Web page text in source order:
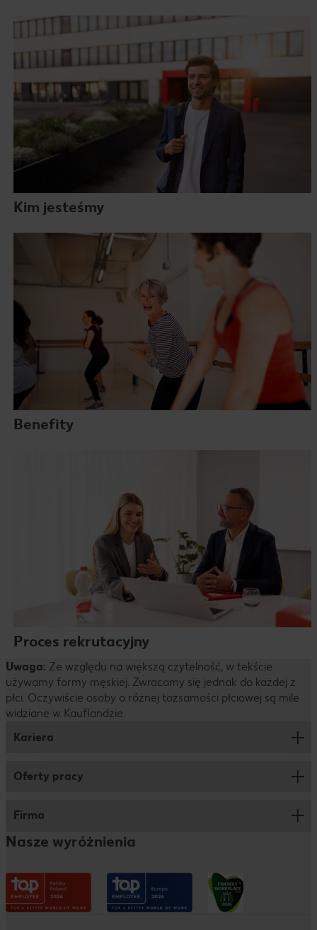
Kim jesteśmy
Benefity
Proces rekrutacyjny
Uwaga: Ze względu na większą czytelność, w tekście
używamy formy męskiej. Zwracamy się jednak do każdej z
płci. Oczywiście osoby o różnej tożsamości płciowej są mile
widziane w Kauflandzie.
Kariera
Praca w markecie
Praca w biurze
Studenci i absolwenci
Oferty pracy
Sprzedaż
Logistyka
Centrala
Firma
Stopka redakcyjna
Polityka prywatności
Nasze wyróżnienia